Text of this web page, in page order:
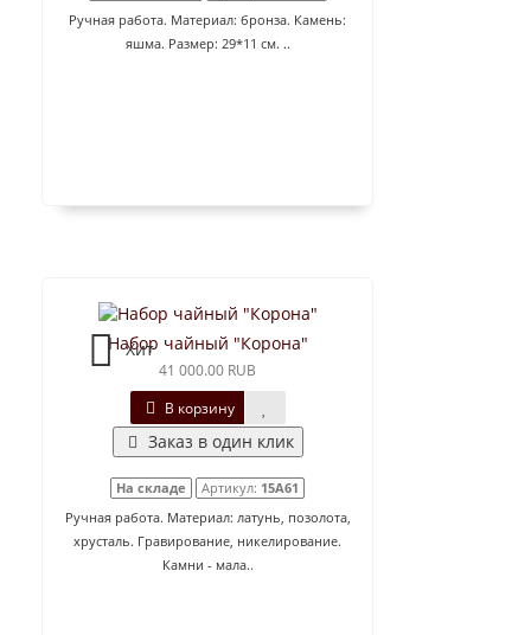
Ручная работа. Материал: бронза. Камень:
яшма. Размер: 29*11 см. ..
Хит
Набор чайный "Корона"
41 000.00 RUB
В корзину
Заказ в один клик
На складе Артикул: 15A61
Ручная работа. Материал: латунь, позолота,
хрусталь. Гравирование, никелирование.
Камни - мала..